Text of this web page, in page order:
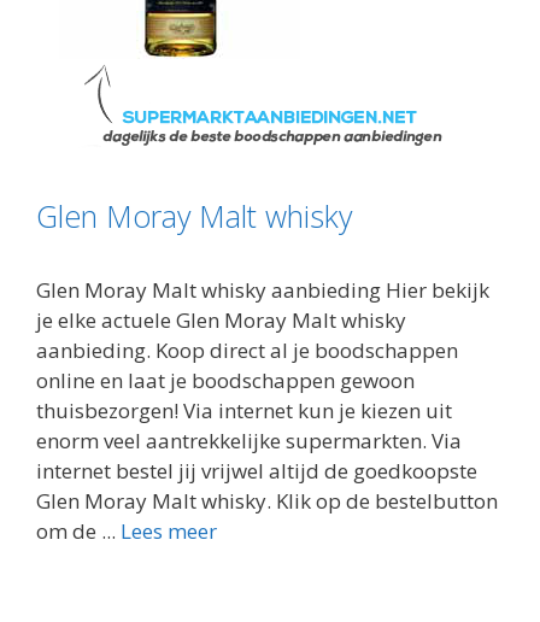
Glen Moray Malt whisky
Glen Moray Malt whisky aanbieding Hier bekijk
je elke actuele Glen Moray Malt whisky
aanbieding. Koop direct al je boodschappen
online en laat je boodschappen gewoon
thuisbezorgen! Via internet kun je kiezen uit
enorm veel aantrekkelijke supermarkten. Via
internet bestel jij vrijwel altijd de goedkoopste
Glen Moray Malt whisky. Klik op de bestelbutton
om de ... Lees meer